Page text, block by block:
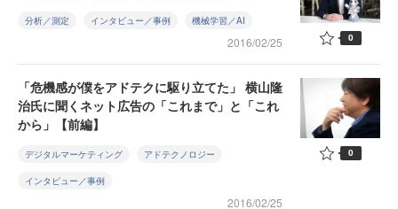
分析／測定 インタビュー／事例 機械学習／AI
2016/02/25 0
「危機感が僕をアドテクに駆り立てた」 横山隆
治氏に聞くネット広告の「これまで」と「これ
から」【前編】
デジタルマーケティング アドテクノロジー
インタビュー／事例
2016/02/25
0